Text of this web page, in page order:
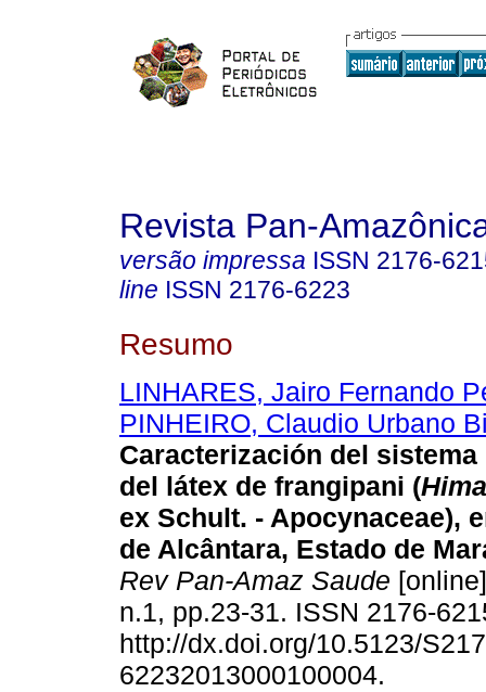
Revista Pan-
versão impressa ISSN 2176-
line ISSN 2176-6223
Resumo
LINHARES, Jairo Fernando
PINHEIRO, Claudio Urbano
Caracterización del
del látex de frangipani (
ex Schult. - Apocynaceae),
de Alcântara, Estado de
Rev Pan-Amaz Saude
n.1, pp.23-31. ISSN 2176-
http://dx.doi.org/10.5123/
62232013000100004.